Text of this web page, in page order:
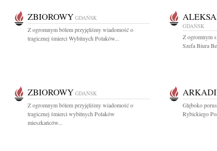
ZBIOROWY GDAŃSK
Z ogromnym bólem przyjęliśmy wiadomość o
tragicznej śmierci Wybitnych Polaków...
GDAŃSK
Z ogromnym
Szefa Biura
ZBIOROWY GDAŃSK
Z ogromnym bólem przyjęliśmy wiadomość o
tragicznej śmierci wybitnych Polaków
mieszkańców...
Głęboko
Rybickiego